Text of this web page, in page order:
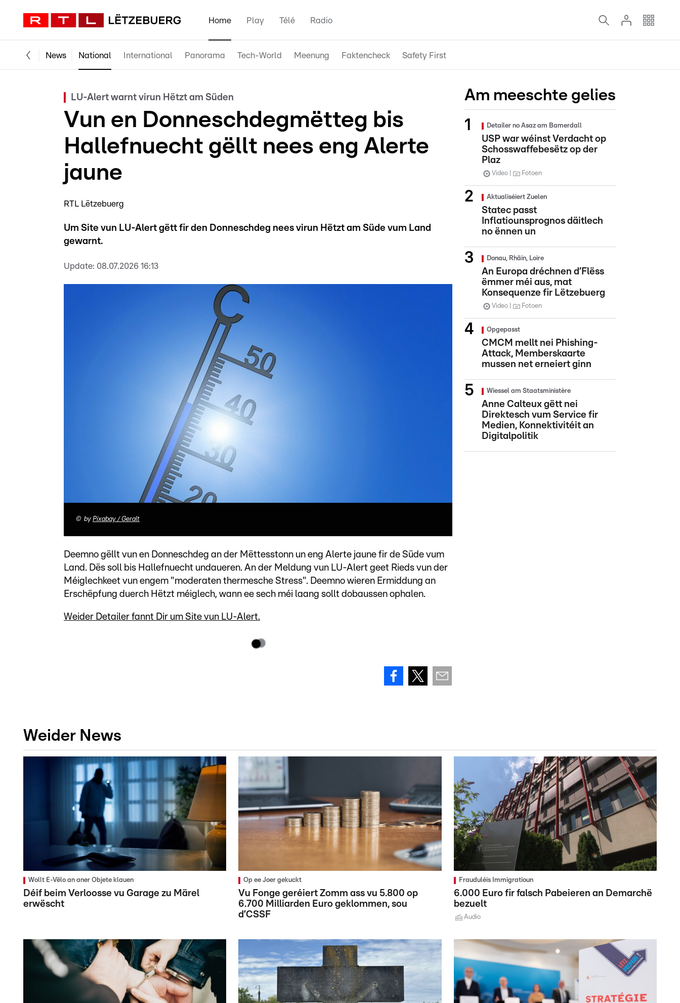
Home Play Télé Radio
News National International Panorama Tech-World Meenung Faktencheck Safety First
LU-Alert warnt virun Hëtzt am Süden
Vun en Donneschdegmëtteg bis
Hallefnuecht gëllt nees eng Alerte
jaune
RTL Lëtzebuerg
Um Site vun LU-Alert gëtt fir den Donneschdeg nees virun Hëtzt am Süde vum Land
gewarnt.
Update: 08.07.2026 16:13
© by Pixabay / Geralt
Deemno gëllt vun en Donneschdeg an der Mëttesstonn un eng Alerte jaune fir de Süde vum
Land. Dës soll bis Hallefnuecht undaueren. An der Meldung vun LU-Alert geet Rieds vun der
Méiglechkeet vun engem "moderaten thermesche Stress". Deemno wieren Ermiddung an
Erschëpfung duerch Hëtzt méiglech, wann ee sech méi laang sollt dobaussen ophalen.
Weider Detailer fannt Dir um Site vun LU-Alert.
Am meeschte gelies
Detailer no Asaz am Bamerdall
USP war wéinst Verdacht op
Schosswaffebesëtz op der
Plaz
Video Fotoen
Aktualiséiert Zuelen
Statec passt
Inflatiounsprognos däitlech
no ënnen un
Donau, Rhäin, Loire
An Europa dréchnen d’Flëss
ëmmer méi aus, mat
Konsequenze fir Lëtzebuerg
Video Fotoen
Opgepasst
CMCM mellt nei Phishing-
Attack, Memberskaarte
mussen net erneiert ginn
Wiessel am Staatsministère
Anne Calteux gëtt nei
Direktesch vum Service fir
Medien, Konnektivitéit an
Digitalpolitik
Weider News
Wollt E-Vëlo an aner Objete klauen
Déif beim Verloosse vu Garage zu Märel
erwëscht
Op ee Joer gekuckt
Vu Fonge geréiert Zomm ass vu 5.800 op
6.700 Milliarden Euro geklommen, sou
d’CSSF
Frauduléis Immigratioun
6.000 Euro fir falsch Pabeieren an Demarchë
bezuelt
Audio